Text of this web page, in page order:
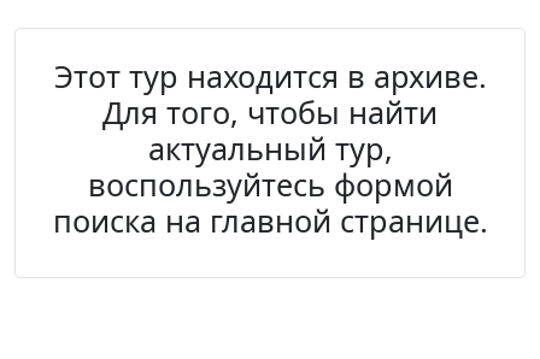
Этот тур находится в архиве.
Для того, чтобы найти
актуальный тур,
воспользуйтесь формой
поиска на главной странице.